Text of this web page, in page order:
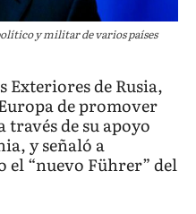
y militar de varios países
Exteriores de Rusia,
de promover
través de su apoyo
y señaló a
“nuevo Führer” del